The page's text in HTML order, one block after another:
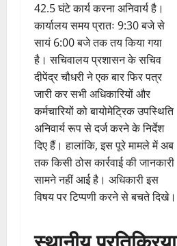
42.5 घंटे कार्य करना अनिवार्य है।
कार्यालय समय प्रातः 9:30 बजे से
सायं 6:00 बजे तक तय किया गया
है। सचिवालय प्रशासन के सचिव
दीपेंद्र चौधरी ने एक बार फिर पत्र
जारी कर सभी अधिकारियों और
कर्मचारियों को बायोमेट्रिक उपस्थिति
अनिवार्य रूप से दर्ज करने के निर्देश
दिए हैं। हालांकि, इस पूरे मामले में अब
तक किसी ठोस कार्रवाई की जानकारी
सामने नहीं आई है। अधिकारी इस
विषय पर टिप्पणी करने से बचते दिखे।